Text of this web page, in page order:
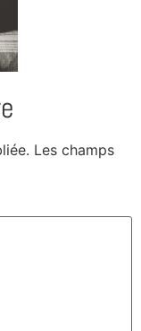
Les champs